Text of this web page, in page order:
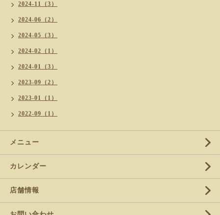
2024-11（3）
2024-06（2）
2024-05（3）
2024-02（1）
2024-01（3）
2023-09（2）
2023-01（1）
2022-09（1）
メニュー
カレンダー
店舗情報